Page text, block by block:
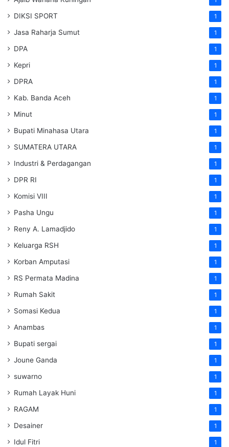
DIKSI SPORT 1
Jasa Raharja Sumut 1
DPA 1
Kepri 1
DPRA 1
Kab. Banda Aceh 1
Minut 1
Bupati Minahasa Utara 1
SUMATERA UTARA 1
Industri & Perdagangan 1
DPR RI 1
Komisi VIII 1
Pasha Ungu 1
Reny A. Lamadjido 1
Keluarga RSH 1
Korban Amputasi 1
RS Permata Madina 1
Rumah Sakit 1
Somasi Kedua 1
Anambas 1
Bupati sergai 1
Joune Ganda 1
suwarno 1
Rumah Layak Huni 1
RAGAM 1
Desainer 1
Idul Fitri 1